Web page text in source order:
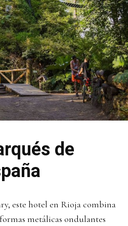
de
este hotel en Rioja combina
metálicas ondulantes